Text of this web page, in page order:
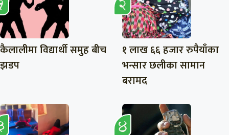
कैलालीमा विद्यार्थी समुह बीच
झडप
१ लाख ६६ हजार रुपैयाँका
भन्सार छलीका सामान
बरामद